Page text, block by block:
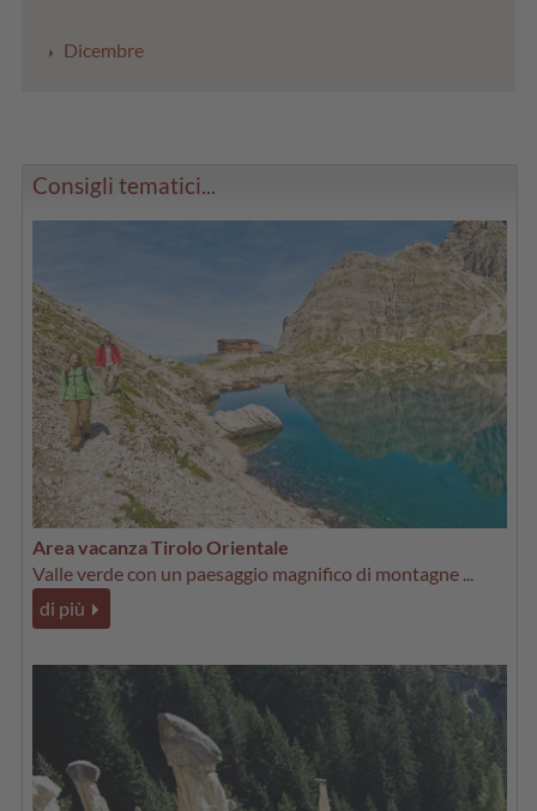
Dicembre
Consigli tematici...
Area vacanza Tirolo Orientale
Valle verde con un paesaggio magnifico di montagne ...
di più